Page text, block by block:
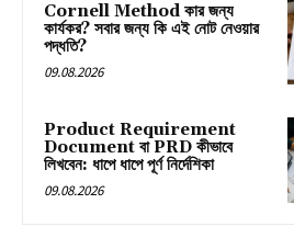
Cornell Method কার জন্য
কার্যকর? সবার জন্য কি এই নোট নেওয়ার
পদ্ধতি?
09.08.2026
Product Requirement
Document বা PRD কীভাবে
লিখবেন: ধাপে ধাপে পূর্ণ নির্দেশিকা
09.08.2026